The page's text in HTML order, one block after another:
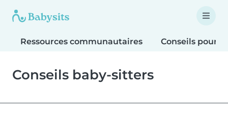
Ressources communautaires Conseils pour
Conseils baby-sitters